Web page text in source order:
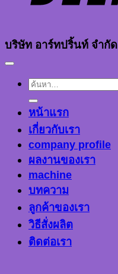
บริษัท อาร์ทปริ้นท์ จำกัด
ค้นหา:
หน้าแรก
เกี่ยวกับเรา
company profile
ผลงานของเรา
machine
บทความ
ลูกค้าของเรา
วิธีสั่งผลิต
ติดต่อเรา